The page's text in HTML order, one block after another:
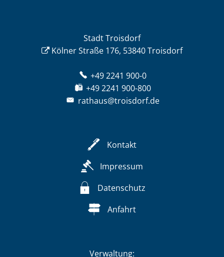
Stadt Troisdorf
Kölner Straße 176, 53840 Troisdorf
+49 2241 900-0
+49 2241 900-800
rathaus@troisdorf.de
Kontakt
Impressum
Datenschutz
Anfahrt
Verwaltung: